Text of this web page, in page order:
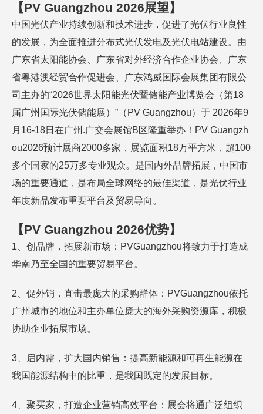
【PV Guangzhou 2026展望】
中国光伏产业持续创新和技术进步，促进了光伏行业良性
的发展，为全面推进分布式光伏发电及光伏电站建设。由
广东省太阳能协会、广东省对外经济合作企业协会、广东
省粤港澳经贸合作促进会、广东鸿威国际会展集团有限公
司主办的“2026世界太阳能光伏暨储能产业博览会（第18
届广州国际光伏储能展）”（PV Guangzhou）于 2026年9
月16-18日在广州.广交会展馆B区隆重举办！PV Guangzh
ou2026预计展商2000多家，展览面积18万平方米，超100
多个国家的25万多专业观众。是国内外品牌拓展，中国市
场的重要通道，是布局全球网络的最佳渠道，是光伏行业
年度新品发布重要平台及贸易导向。
【PV Guangzhou 2026优势】
1、创品牌，拓展新市场：PVGuangzhou将致力于打造成
华南乃至全国的重要贸易平台。
2、促外销，直击最庞大的采购群体：PVGuangzhou依托
广州城市的地位和主办单位庞大的海外采购资源库，积极
协助企业拓展市场。
3、启内需，扩大国内销售：提高新能源和可再生能源在
我国能源结构中的比重，是我国既定的发展目标。
4、聚买家，打造企业营销高效平台：展会将通广泛组织